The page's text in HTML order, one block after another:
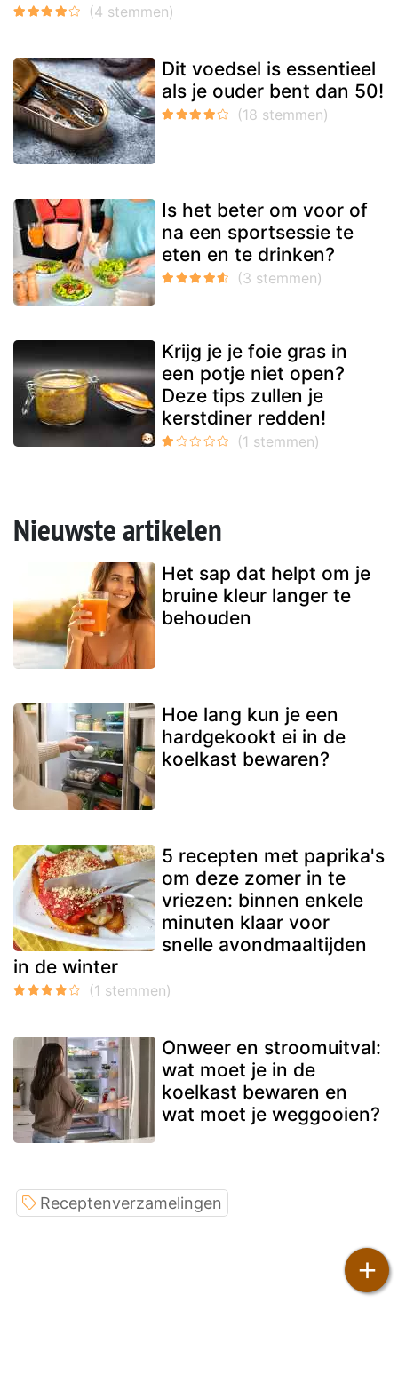
Dit voedsel is essentieel
als je ouder bent dan 50!
Is het beter om voor of
na een sportsessie te
eten en te drinken?
Krijg je je foie gras in
een potje niet open?
Deze tips zullen je
kerstdiner redden!
Nieuwste artikelen
Het sap dat helpt om je
bruine kleur langer te
behouden
Hoe lang kun je een
hardgekookt ei in de
koelkast bewaren?
5 recepten met paprika's
om deze zomer in te
vriezen: binnen enkele
minuten klaar voor
snelle avondmaaltijden
in de winter
Onweer en stroomuitval:
wat moet je in de
koelkast bewaren en
wat moet je weggooien?
+
Receptenverzamelingen